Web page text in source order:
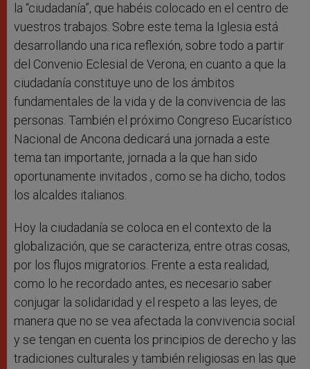
la “ciudadanía”, que habéis colocado en el centro de
vuestros trabajos. Sobre este tema la Iglesia está
desarrollando una rica reflexión, sobre todo a partir
del Convenio Eclesial de Verona, en cuanto a que la
ciudadanía constituye uno de los ámbitos
fundamentales de la vida y de la convivencia de las
personas. También el próximo Congreso Eucarístico
Nacional de Ancona dedicará una jornada a este
tema tan importante, jornada a la que han sido
oportunamente invitados , como se ha dicho, todos
los alcaldes italianos.
Hoy la ciudadanía se coloca en el contexto de la
globalización, que se caracteriza, entre otras cosas,
por los flujos migratorios. Frente a esta realidad,
como lo he recordado antes, es necesario saber
conjugar la solidaridad y el respeto a las leyes, de
manera que no se vea afectada la convivencia social
y se tengan en cuenta los principios de derecho y las
tradiciones culturales y también religiosas en las que